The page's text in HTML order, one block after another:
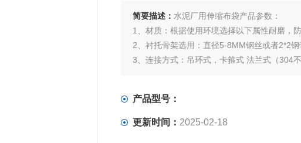
简要描述： 水泥厂用伸缩布袋产品参数：
1、材质：根据使用环境选择以下属性耐磨，
2、衬托骨架选用：直径5-8MM钢丝或者2*2钢
3、连接方式：吊环式，卡箍式 法兰式（304
产品型号：
更新时间： 2025-02-18